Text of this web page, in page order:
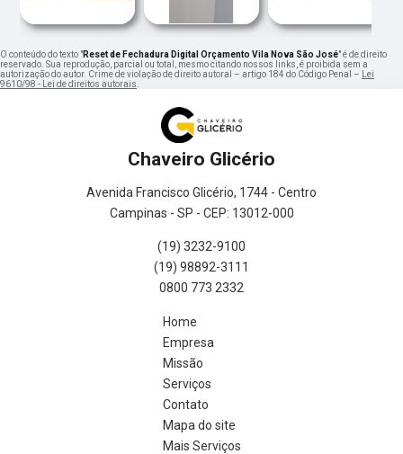
O conteúdo do texto "Reset de Fechadura Digital Orçamento Vila Nova São José" é de direito
reservado. Sua reprodução, parcial ou total, mesmo citando nossos links, é proibida sem a
autorização do autor. Crime de violação de direito autoral – artigo 184 do Código Penal – Lei
9610/98 - Lei de direitos autorais.
Chaveiro Glicério
Avenida Francisco Glicério, 1744 - Centro
Campinas - SP - CEP: 13012-000
(19) 3232-9100
(19) 98892-3111
0800 773 2332
Home
Empresa
Missão
Serviços
Contato
Mapa do site
Mais Serviços